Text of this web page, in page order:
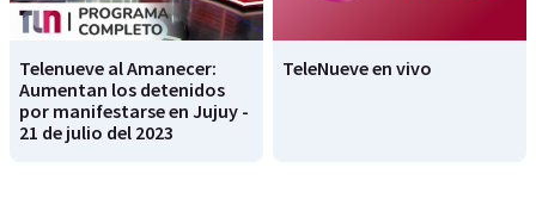
Telenueve al Amanecer:
Aumentan los detenidos
por manifestarse en Jujuy -
21 de julio del 2023
TeleNueve en vivo